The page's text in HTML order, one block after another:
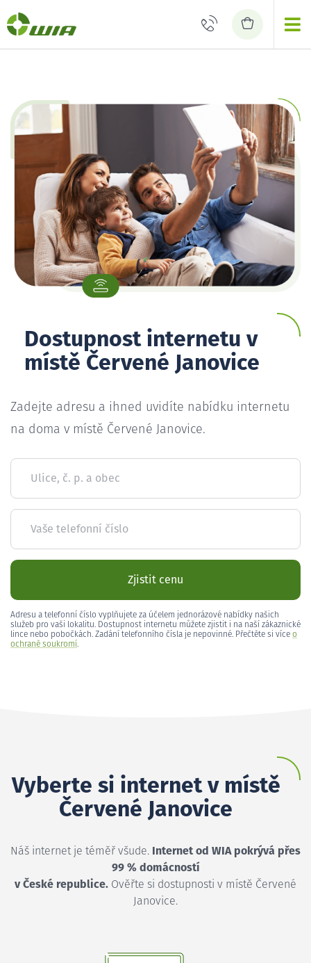
Dostupnost internetu v
místě Červené Janovice
Zadejte adresu a ihned uvidíte nabídku internetu
na doma v místě Červené Janovice.
Ulice, č. p. a obec
Vaše telefonní číslo
Zjistit cenu
Adresu a telefonní číslo vyplňujete za účelem jednorázové nabídky našich
služeb pro vaši lokalitu. Dostupnost internetu můžete zjistit i na naší zákaznické
lince nebo pobočkách. Zadání telefonního čísla je nepovinné. Přečtěte si více o
ochraně soukromí.
Vyberte si internet v místě
Červené Janovice
Náš internet je téměř všude. Internet od WIA pokrývá přes
99 % domácností
v České republice. Ověřte si dostupnosti v místě Červené
Janovice.